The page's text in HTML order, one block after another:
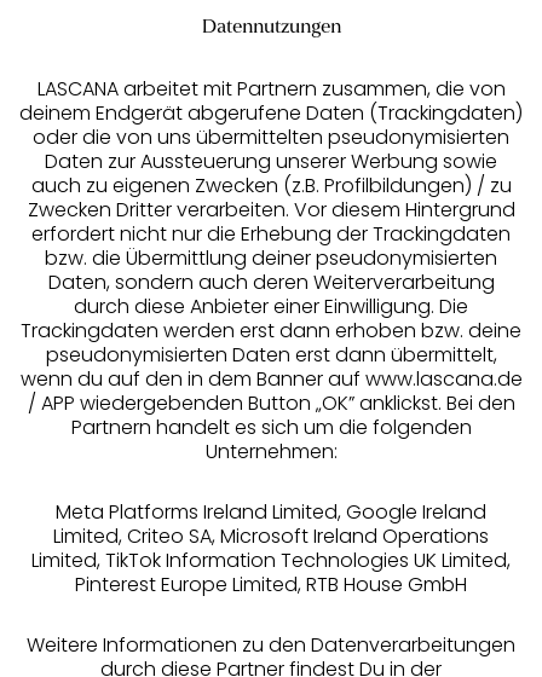
°Punkte sammeln
Ratenkauf **
Services
Beratung
Über uns
Rechtliches
Alle Preise inkl. MwSt., zzgl.
Versandkosten
** Bonität vorausgesetzt, berechtigt zur Bonitätsprüfung
Datennutzungen
LASCANA arbeitet mit Partnern zusammen, die von
deinem Endgerät abgerufene Daten (Trackingdaten)
oder die von uns übermittelten pseudonymisierten
Daten zur Aussteuerung unserer Werbung sowie
auch zu eigenen Zwecken (z.B. Profilbildungen) / zu
Zwecken Dritter verarbeiten. Vor diesem Hintergrund
erfordert nicht nur die Erhebung der Trackingdaten
bzw. die Übermittlung deiner pseudonymisierten
Daten, sondern auch deren Weiterverarbeitung
durch diese Anbieter einer Einwilligung. Die
Trackingdaten werden erst dann erhoben bzw. deine
pseudonymisierten Daten erst dann übermittelt,
wenn du auf den in dem Banner auf www.lascana.de
/ APP wiedergebenden Button „OK” anklickst. Bei den
Partnern handelt es sich um die folgenden
Unternehmen:
Meta Platforms Ireland Limited, Google Ireland
Limited, Criteo SA, Microsoft Ireland Operations
Limited, TikTok Information Technologies UK Limited,
Pinterest Europe Limited, RTB House GmbH
Weitere Informationen zu den Datenverarbeitungen
durch diese Partner findest Du in der